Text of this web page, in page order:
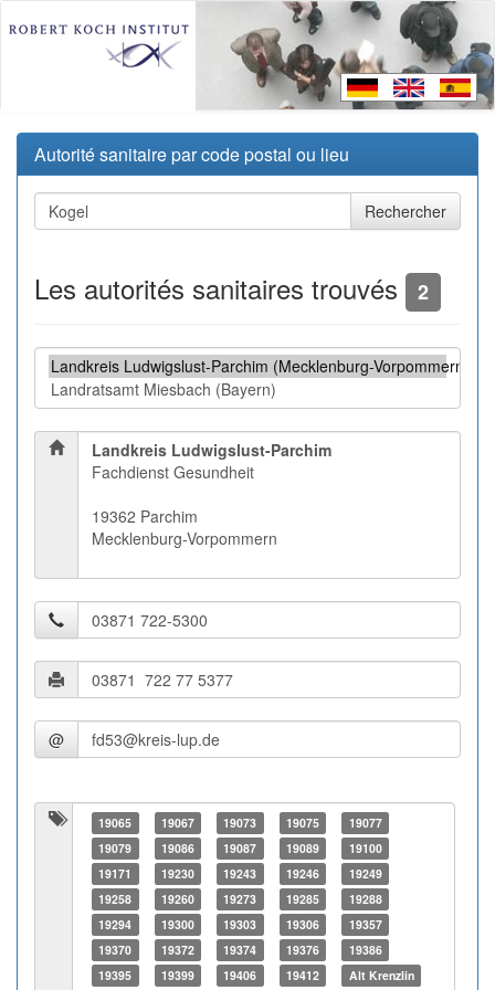
Autorité sanitaire par code postal ou lieu
Les autorités sanitaires trouvés 2
Landkreis Ludwigslust-Parchim
Fachdienst Gesundheit
19362 Parchim
Mecklenburg-Vorpommern
@
19065 19067 19073 19075
19077
19079
19086 19087 19089
19100
19171
19230 19243 19246
19249
19258
19260 19273 19285
19288
19294
19300 19303 19306
19357
19370
19372 19374 19376
19386
19395
19399 19406 19412 Alt Krenzlin